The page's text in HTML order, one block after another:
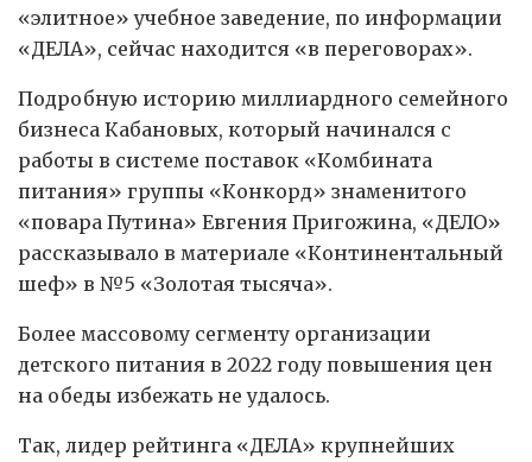
«элитное» учебное заведение, по информации
«ДЕЛА», сейчас находится «в переговорах».
Подробную историю миллиардного семейного
бизнеса Кабановых, который начинался с
работы в системе поставок «Комбината
питания» группы «Конкорд» знаменитого
«повара Путина» Евгения Пригожина, «ДЕЛО»
рассказывало в материале «Континентальный
шеф» в №5 «Золотая тысяча».
Более массовому сегменту организации
детского питания в 2022 году повышения цен
на обеды избежать не удалось.
Так, лидер рейтинга «ДЕЛА» крупнейших